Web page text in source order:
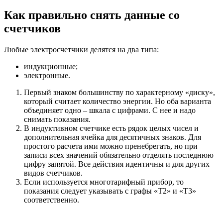
Как правильно снять данные со
счетчиков
Любые электросчетчики делятся на два типа:
индукционные;
электронные.
Первый знаком большинству по характерному «диску»,
который считает количество энергии. Но оба варианта
объединяет одно – шкала с цифрами. С нее и надо
снимать показания.
В индуктивном счетчике есть рядок целых чисел и
дополнительная ячейка для десятичных знаков. Для
простого расчета ими можно пренебрегать, но при
записи всех значений обязательно отделять последнюю
цифру запятой. Все действия идентичны и для других
видов счетчиков.
Если используется многотарифный прибор, то
показания следует указывать с графы «Т2» и «Т3»
соответственно.